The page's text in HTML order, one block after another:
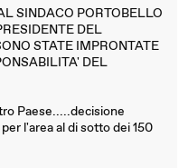
SINDACO PORTOBELLO
DEL
STATE IMPRONTATE
DEL
Paese.....decisione
l'area al di sotto dei 150